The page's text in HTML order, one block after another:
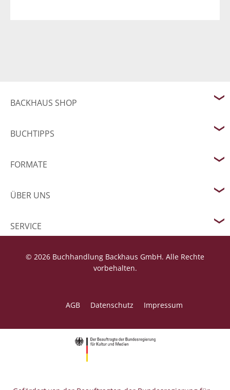
BACKHAUS SHOP
BUCHTIPPS
FORMATE
ÜBER UNS
SERVICE
© 2026 Buchhandlung Backhaus GmbH. Alle Rechte
vorbehalten.
AGB Datenschutz Impressum